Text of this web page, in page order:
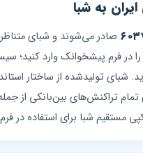
به شبا
صادر می‌شوند و شبای
شبای تولیدشده از ساختار
تراکنش‌های بین‌بانکی از